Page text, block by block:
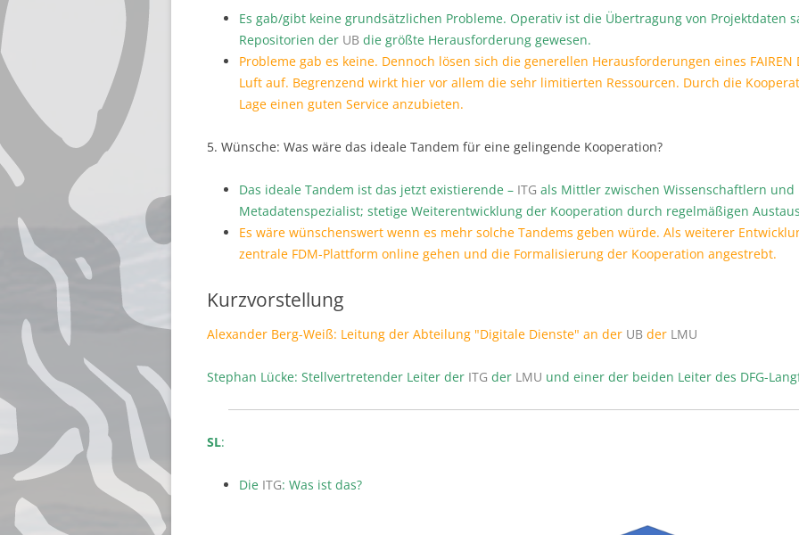
Es gab/gibt keine grundsätzlichen Probleme. Operativ ist die Übertragung von Projektdaten
Repositorien der UB die größte Herausforderung gewesen.
Probleme gab es keine. Dennoch lösen sich die generellen Herausforderungen eines
Luft auf. Begrenzend wirkt hier vor allem die sehr limitierten Ressourcen. Durch die
Lage einen guten Service anzubieten.
5. Wünsche: Was wäre das ideale Tandem für eine gelingende Kooperation?
Das ideale Tandem ist das jetzt existierende – ITG als Mittler zwischen Wissenschaftlern und
Metadatenspezialist; stetige Weiterentwicklung der Kooperation durch regelmäßigen
Es wäre wünschenswert wenn es mehr solche Tandems geben würde. Als weiterer
zentrale FDM-Plattform online gehen und die Formalisierung der Kooperation angestrebt.
Kurzvorstellung
Alexander Berg-Weiß: Leitung der Abteilung "Digitale Dienste" an der UB der LMU
Stephan Lücke: Stellvertretender Leiter der ITG der LMU und einer der beiden Leiter des DFG-
SL:
Die ITG: Was ist das?